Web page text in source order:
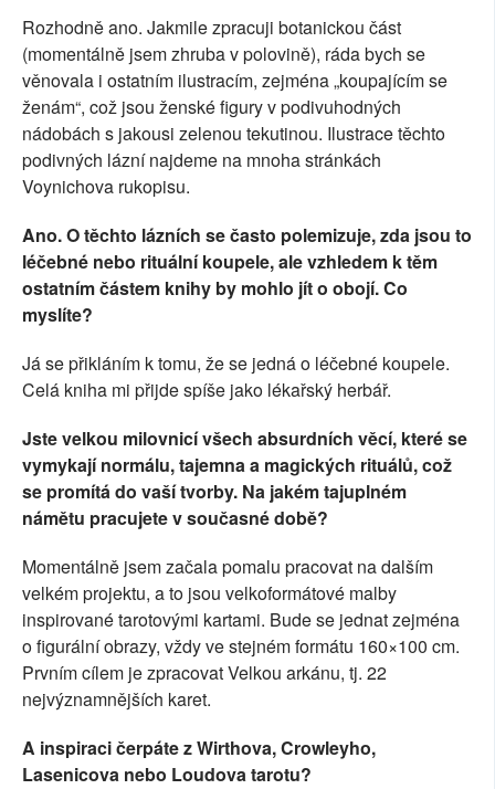
Rozhodně ano. Jakmile zpracuji botanickou část
(momentálně jsem zhruba v polovině), ráda bych se
věnovala i ostatním ilustracím, zejména „koupajícím se
ženám“, což jsou ženské figury v podivuhodných
nádobách s jakousi zelenou tekutinou. Ilustrace těchto
podivných lázní najdeme na mnoha stránkách
Voynichova rukopisu.
Ano. O těchto lázních se často polemizuje, zda jsou to
léčebné nebo rituální koupele, ale vzhledem k těm
ostatním částem knihy by mohlo jít o obojí. Co
myslíte?
Já se přikláním k tomu, že se jedná o léčebné koupele.
Celá kniha mi přijde spíše jako lékařský herbář.
Jste velkou milovnicí všech absurdních věcí, které se
vymykají normálu, tajemna a magických rituálů, což
se promítá do vaší tvorby. Na jakém tajuplném
námětu pracujete v současné době?
Momentálně jsem začala pomalu pracovat na dalším
velkém projektu, a to jsou velkoformátové malby
inspirované tarotovými kartami. Bude se jednat zejména
o figurální obrazy, vždy ve stejném formátu 160×100 cm.
Prvním cílem je zpracovat Velkou arkánu, tj. 22
nejvýznamnějších karet.
A inspiraci čerpáte z Wirthova, Crowleyho,
Lasenicova nebo Loudova tarotu?